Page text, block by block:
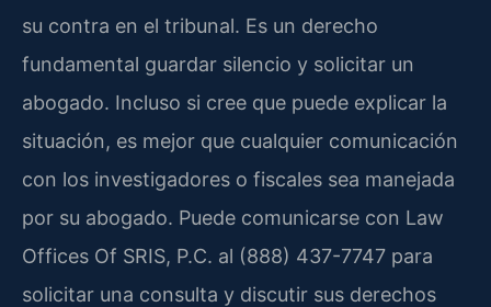
su contra en el tribunal. Es un derecho
fundamental guardar silencio y solicitar un
abogado. Incluso si cree que puede explicar la
situación, es mejor que cualquier comunicación
con los investigadores o fiscales sea manejada
por su abogado. Puede comunicarse con Law
Offices Of SRIS, P.C. al (888) 437-7747 para
solicitar una consulta y discutir sus derechos